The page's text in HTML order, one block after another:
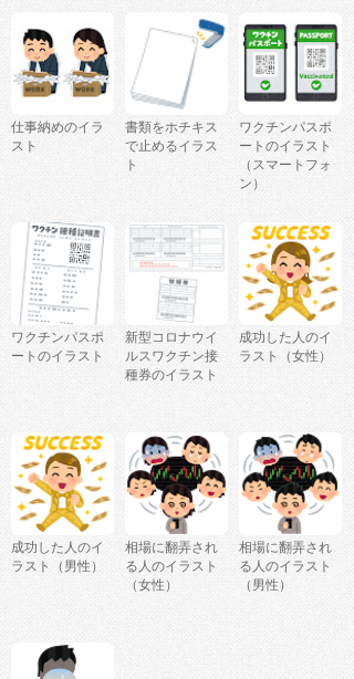
仕事納めのイラ
スト
書類をホチキス
で止めるイラス
ト
ワクチンパスポ
ートのイラスト
（スマートフォ
ン）
ワクチンパスポ
ートのイラスト
新型コロナウイ
ルスワクチン接
種券のイラスト
成功した人のイ
ラスト（女性）
成功した人のイ
ラスト（男性）
相場に翻弄され
る人のイラスト
（女性）
相場に翻弄され
る人のイラスト
（男性）